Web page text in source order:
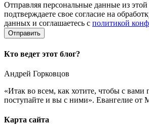
Отправляя персональные данные из
подтверждаете свое согласие на
данных и соглашаетесь с политикой
Кто ведет этот блог?
Андрей Горковцов
«Итак во всем, как хотите, чтобы с вами
поступайте и вы с ними». Евангелие от
Карта сайта